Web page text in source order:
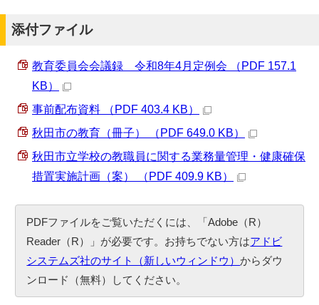
添付ファイル
教育委員会会議録 令和8年4月定例会 （PDF 157.1
KB）
事前配布資料 （PDF 403.4 KB）
秋田市の教育（冊子） （PDF 649.0 KB）
秋田市立学校の教職員に関する業務量管理・健康確保
措置実施計画（案） （PDF 409.9 KB）
PDFファイルをご覧いただくには、「Adobe（R）
Reader（R）」が必要です。お持ちでない方はアドビ
システムズ社のサイト（新しいウィンドウ）からダウ
ンロード（無料）してください。